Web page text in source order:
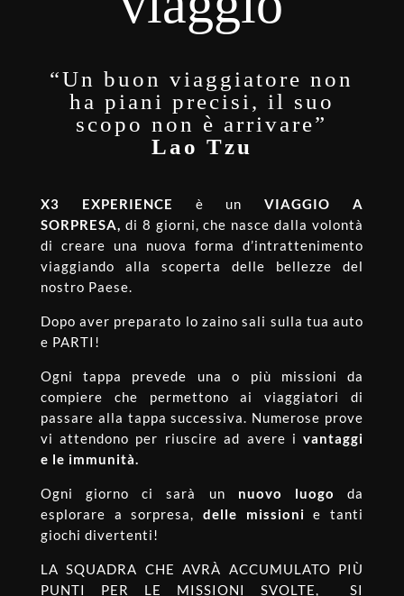
“Un buon viaggiatore non
ha piani precisi, il suo
scopo non è arrivare”
Lao Tzu
X3 EXPERIENCE è unVIAGGIO A
SORPRESA, di 8 giorni, che nasce dalla volontà
di creare una nuova forma d’intrattenimento
viaggiando alla scoperta delle bellezze del
nostro Paese.
Dopo aver preparato lo zaino sali sulla tua auto
e PARTI!
Ogni tappa prevede una o più missioni da
compiere che permettono ai viaggiatori di
passare alla tappa successiva. Numerose prove
vi attendono per riuscire ad avere ivantaggi
e le immunità.
Ogni giorno ci sarà un nuovo luogo
da
esplorare a sorpresa, delle missioni e tanti
giochi divertenti!
LA SQUADRA CHE AVRÀ ACCUMULATO PIÙ
PUNTI PER LE MISSIONI SVOLTE, SI